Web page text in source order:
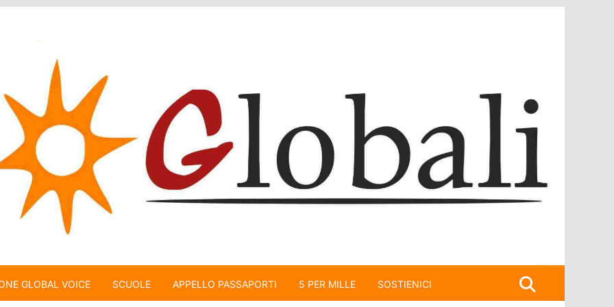
GLOBAL VOICE SCUOLE APPELLO PASSAPORTI 5 PER MILLE SOSTIENICI